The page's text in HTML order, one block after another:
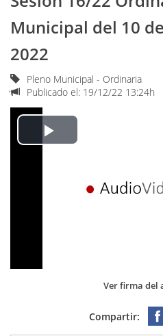
Municipal del 10
2022
Pleno Municipal - Ordinaria
Publicado el: 19/12/22 13:24h
Play
Ver firma del
Compartir: